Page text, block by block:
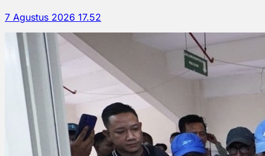
7 Agustus 2026 17.52